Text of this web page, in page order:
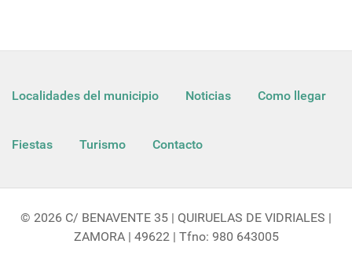
Localidades del municipio Noticias Como llegar
Fiestas Turismo Contacto
© 2026 C/ BENAVENTE 35 | QUIRUELAS DE VIDRIALES |
ZAMORA | 49622 | Tfno: 980 643005